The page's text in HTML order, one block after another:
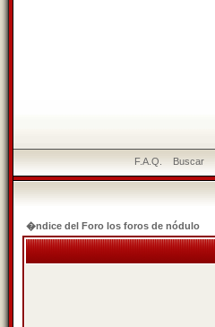
F.A.Q. Buscar
�ndice del Foro los foros de nódulo